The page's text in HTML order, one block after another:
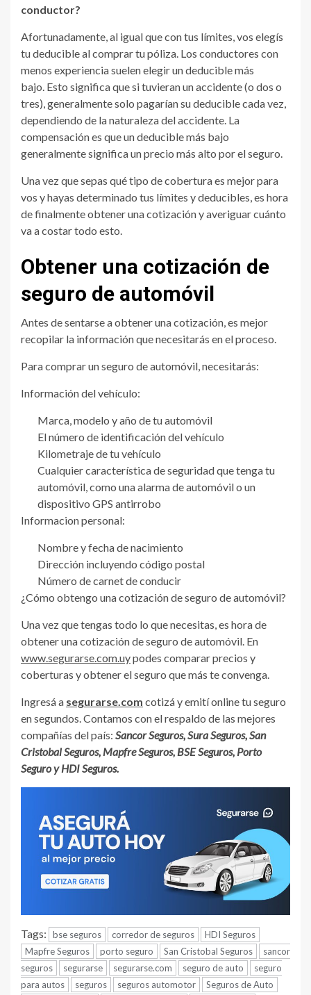
conductor?
Afortunadamente, al igual que con tus límites, vos elegís
tu deducible al comprar tu póliza. Los conductores con
menos experiencia suelen elegir un deducible más
bajo. Esto significa que si tuvieran un accidente (o dos o
tres), generalmente solo pagarían su deducible cada vez,
dependiendo de la naturaleza del accidente. La
compensación es que un deducible más bajo
generalmente significa un precio más alto por el seguro.
Una vez que sepas qué tipo de cobertura es mejor para
vos y hayas determinado tus límites y deducibles, es hora
de finalmente obtener una cotización y averiguar cuánto
va a costar todo esto.
Obtener una cotización de
seguro de automóvil
Antes de sentarse a obtener una cotización, es mejor
recopilar la información que necesitarás en el proceso.
Para comprar un seguro de automóvil, necesitarás:
Información del vehículo:
Marca, modelo y año de tu automóvil
El número de identificación del vehículo
Kilometraje de tu vehículo
Cualquier característica de seguridad que tenga tu
automóvil, como una alarma de automóvil o un
dispositivo GPS antirrobo
Informacion personal:
Nombre y fecha de nacimiento
Dirección incluyendo código postal
Número de carnet de conducir
¿Cómo obtengo una cotización de seguro de automóvil?
Una vez que tengas todo lo que necesitas, es hora de
obtener una cotización de seguro de automóvil. En
www.segurarse.com.uypodes comparar precios y
coberturas y obtener el seguro que más te convenga.
Ingresá a segurarse.com cotizá y emití online tu seguro
en segundos. Contamos con el respaldo de las mejores
compañías del país: Sancor Seguros, Sura Seguros, San
Cristobal Seguros, Mapfre Seguros, BSE Seguros, Porto
Seguro y HDI Seguros.
Tags: bse seguros corredor de seguros
HDI Seguros
Mapfre Seguros
porto seguro San Cristobal Seguros
sancor
seguros
segurarse segurarse.com seguro de auto
seguro
para autos
seguros seguros automotor Seguros de Auto